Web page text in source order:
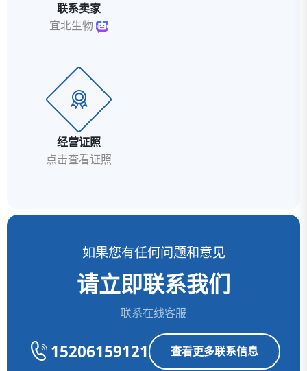
联系卖家
宜北生物
经营证照
点击查看证照
如果您有任何问题和意见
请立即联系我们
联系在线客服
15206159121 查看更多联系信息